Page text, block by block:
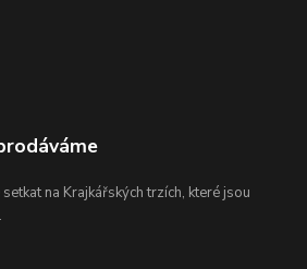
na Krajkářských trzích, které jsou